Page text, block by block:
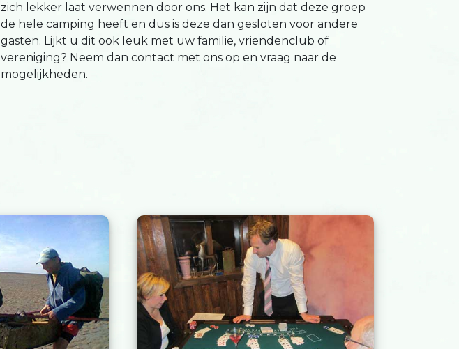
zich lekker laat verwennen door ons. Het kan zijn dat deze groep
de hele camping heeft en dus is deze dan gesloten voor andere
gasten. Lijkt u dit ook leuk met uw familie, vriendenclub of
vereniging? Neem dan contact met ons op en vraag naar de
mogelijkheden.